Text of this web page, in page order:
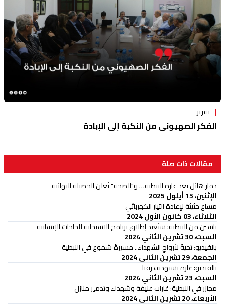
تقرير
الفكر الصهيوني من النكبة إلى الإبادة
مقالات ذات صلة
دمار هائل بعد غارة النبطية… و"الصحة" تُعلن الحصيلة النهائية
الإثنين، 15 أيلول 2025
مساع حثيثة لإعادة التيار الكهربائي
الثلاثاء، 03 كانون الأول 2024
ياسين من النبطية: سنُعيد إطلاق برنامج الاستجابة للحاجات الإنسانية
السبت، 30 تشرين الثاني 2024
بالفيديو: تحيةً لأرواحِ الشهداء.. مسيرةُ شموع في النبطية
الجمعة، 29 تشرين الثاني 2024
بالفيديو: غارة تستهدف زفتا
السبت، 23 تشرين الثاني 2024
مجازر في النبطية: غارات عنيفة وشهداء وتدمير منازل
الأربعاء، 20 تشرين الثاني 2024